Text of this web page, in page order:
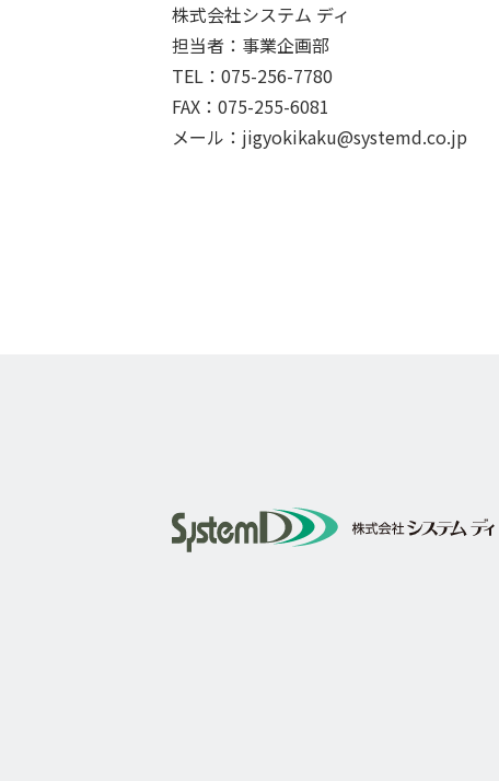
株式会社システム ディ
担当者：事業企画部
TEL：075-256-7780
FAX：075-255-6081
メール： jigyokikaku@systemd.co.jp